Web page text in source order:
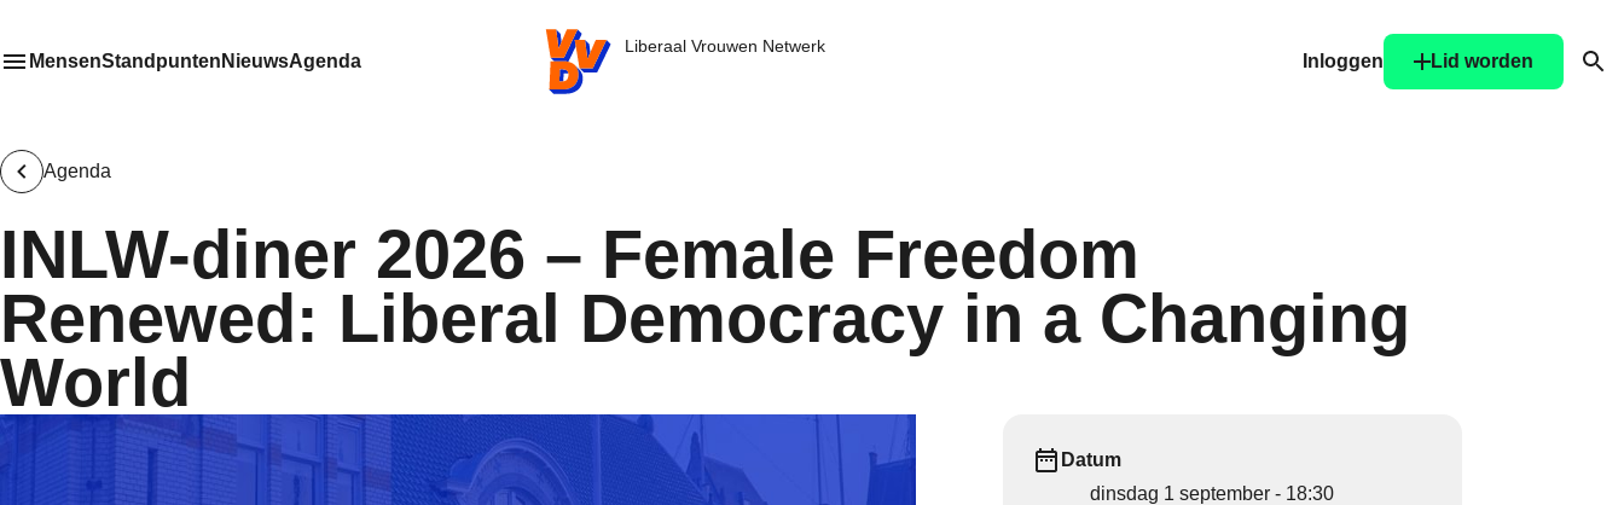
VVD.nl - Ga naar de homepage
Liberaal Vrouwen Netwerk
Toon het submenu van
Meer menu items
MensenStandpunten NieuwsAgenda Inloggen
Lid worden
Agenda
INLW-diner 2026 – Female Freedom
Renewed: Liberal Democracy in a Changing
World
Datum
dinsdag 1 september - 18:30